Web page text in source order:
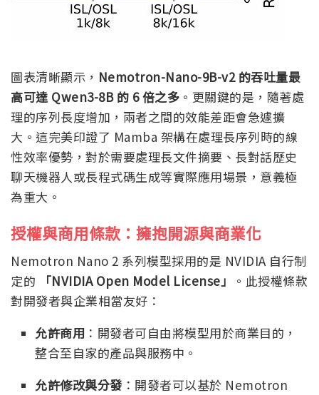
圖表清晰顯示， Nemotron-Nano-9B-v2 的吞吐量最
高可達 Qwen3-8B 的 6 倍之多 。更關鍵的是，隨著處
理的序列長度增加，兩者之間的效能差距會急遽擴
大。這完美印證了 Mamba 架構在處理長序列時的線
性效率優勢，對於需要處理長文件摘要、長對話歷史
聊天機器人或長程式碼生成等實際應用場景，意義極
為重大。
授權與商用條款：擁抱開源與商業化
Nemotron Nano 2 系列模型採用的是 NVIDIA 自行制
定的
「NVIDIA Open Model License」
。此授權條款
對開發者與企業相當友好：
允許商用 ：開發者可自由將模型用於商業目的，
整合至自家的產品與服務中。
允許修改與分發：開發者可以基於 Nemotron